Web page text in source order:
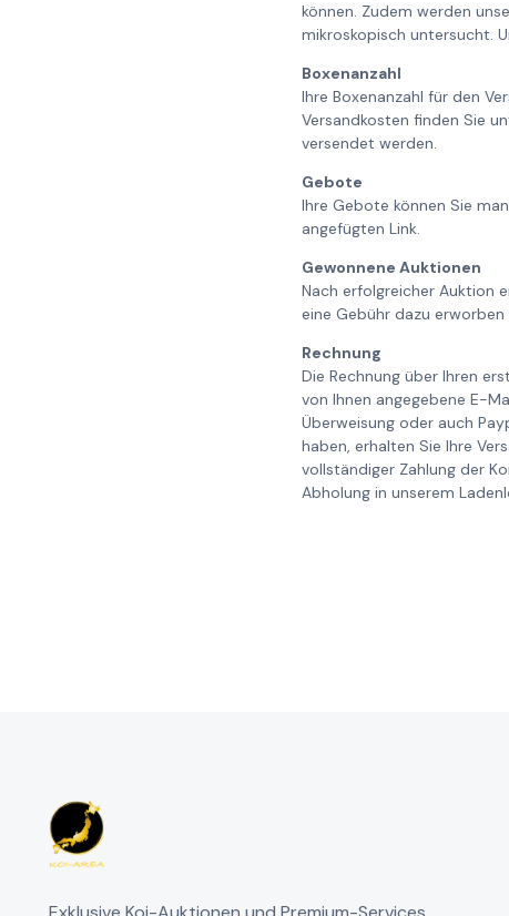
können. Zudem werden
mikroskopisch untersucht.
Boxenanzahl
Ihre Boxenanzahl für den
Versandkosten finden Sie
versendet werden.
Gebote
Ihre Gebote können Sie
angefügten Link.
Gewonnene Auktionen
Nach erfolgreicher Auktion
eine Gebühr dazu erworben
Rechnung
Die Rechnung über Ihren
von Ihnen angegebene E-
Überweisung oder auch
haben, erhalten Sie Ihre
vollständiger Zahlung der
Abholung in unserem